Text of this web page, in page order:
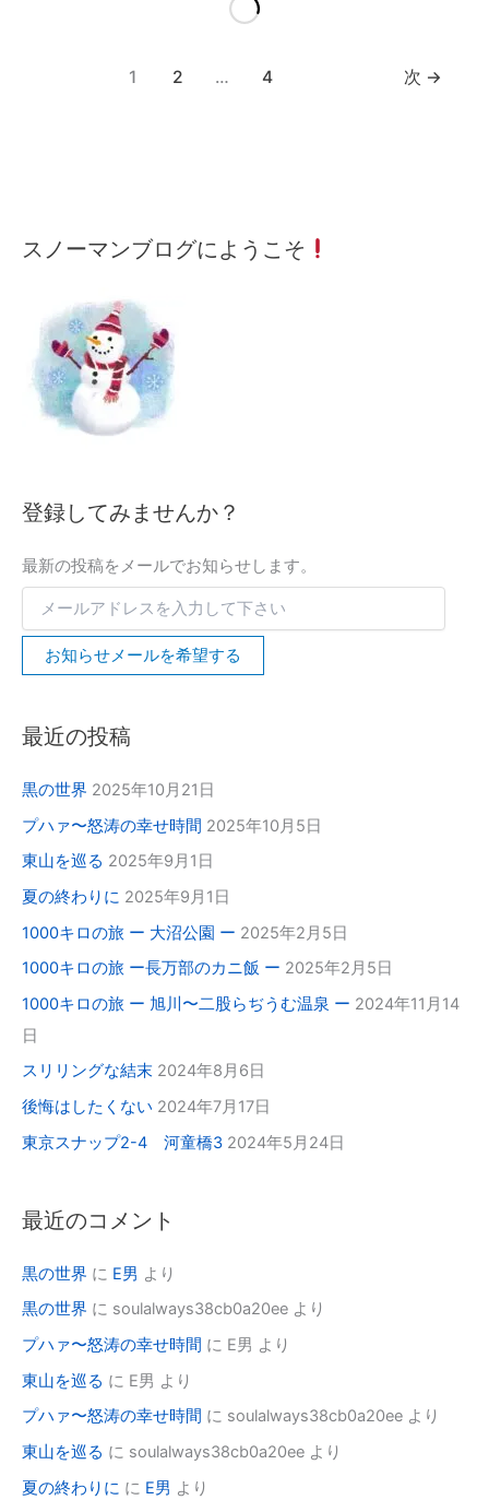
1 2 … 4 次 →
スノーマンブログにようこそ
登録してみませんか？
最新の投稿をメールでお知らせします。
メ
ー
を
下
さ
お知らせメールを希望する
最近の投稿
黒の世界 2025年10月21日
プハァ〜怒涛の幸せ時間 2025年10月5日
東山を巡る 2025年9月1日
夏の終わりに 2025年9月1日
1000キロの旅 ー 大沼公園 ー 2025年2月5日
1000キロの旅 ー長万部のカニ飯 ー 2025年2月5日
1000キロの旅 ー 旭川〜二股らぢうむ温泉 ー 2024年11月14
日
スリリングな結末 2024年8月6日
後悔はしたくない 2024年7月17日
東京スナップ2-4 河童橋3 2024年5月24日
最近のコメント
黒の世界 に E男 より
黒の世界 に soulalways38cb0a20ee より
プハァ〜怒涛の幸せ時間 に E男 より
東山を巡る に E男 より
プハァ〜怒涛の幸せ時間 に soulalways38cb0a20ee より
東山を巡る に soulalways38cb0a20ee より
夏の終わりに に E男 より
月
間
カ
テ